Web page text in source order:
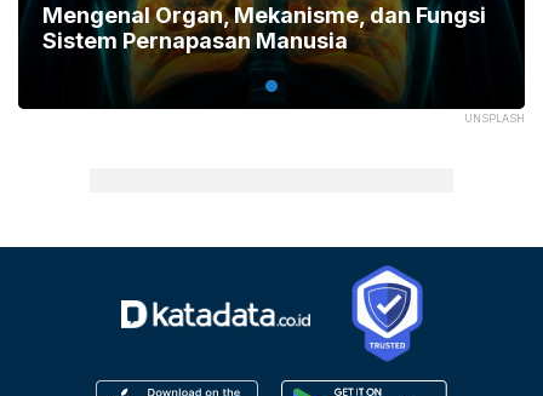
UNSPLASH
Mengenal Organ, Mekanisme, dan Fungsi
Sistem Pernapasan Manusia